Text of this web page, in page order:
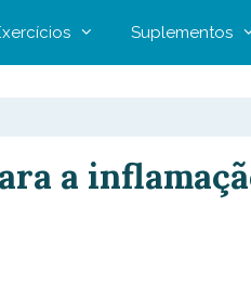
Suplementos
a